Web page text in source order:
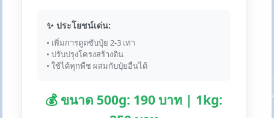
✨ ประโยชน์เด่น:
• เพิ่มการดูดซับปุ๋ย 2-3 เท่า
• ปรับปรุงโครงสร้างดิน
• ใช้ได้ทุกพืช ผสมกับปุ๋ยอื่นได้
💰 ขนาด 500g: 190 บาท | 1kg: